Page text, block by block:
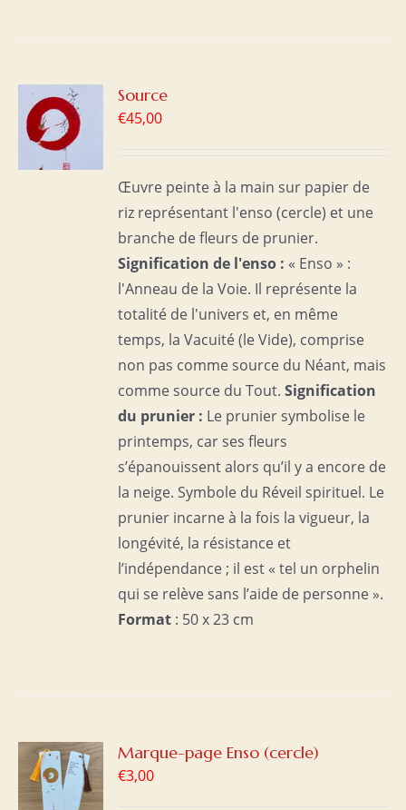
Source
€45,00
Œuvre peinte à la main sur papier de
riz représentant l'enso (cercle) et une
branche de fleurs de prunier.
Signification de l'enso : « Enso » :
l'Anneau de la Voie. Il représente la
totalité de l'univers et, en même
temps, la Vacuité (le Vide), comprise
non pas comme source du Néant, mais
comme source du Tout.Signification
du prunier : Le prunier symbolise le
printemps, car ses fleurs
s’épanouissent alors qu’il y a encore de
la neige. Symbole du Réveil spirituel. Le
prunier incarne à la fois la vigueur, la
longévité, la résistance et
l’indépendance ; il est « tel un orphelin
qui se relève sans l’aide de personne ».
Format : 50 x 23 cm
Marque-page Enso (cercle)
€3,00